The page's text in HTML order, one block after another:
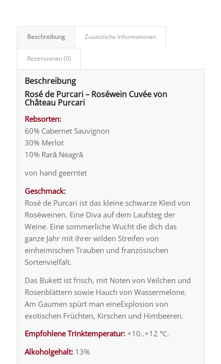
Beschreibung Zusätzliche Informationen
Rezensionen (0)
Beschreibung
Rosé de Purcari – Roséwein Cuvée von
Château Purcari
Rebsorten:
60% Cabernet Sauvignon
30% Merlot
10% Rară Neagră
von hand geerntet
Geschmack:
Rosé de Purcari ist das kleine schwarze Kleid von
Roséweinen. Eine Diva auf dem Laufsteg der
Weine. Eine sommerliche Wucht die dich das
ganze Jahr mit ihrer wilden Streifen von
einheimischen Trauben und französischen
Sortenvielfalt.
Das Bukett ist frisch, mit Noten von Veilchen und
Rosenblättern sowie Hauch von Wassermelone.
Am Gaumen spürt man eineExplosion von
exotischen Früchten, Kirschen und Himbeeren.
Empfohlene Trinktemperatur:+10..+12 ℃.
Alkoholgehalt:13%